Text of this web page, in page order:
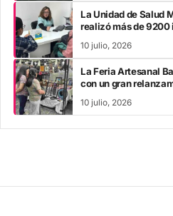
La Unidad de Salud
realizó más de
10 julio, 2026
La Feria Artesanal
con un gran
10 julio, 2026